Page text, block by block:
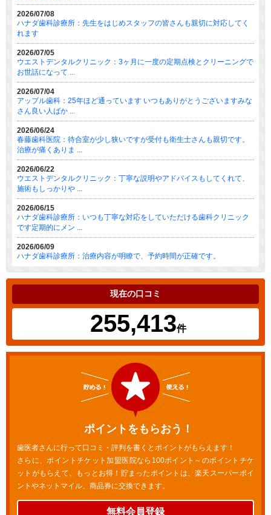
2026/07/08
ハナダ歯科診療所：先生をはじめスタッフの皆さんも親切に対応してく
れます
2026/07/05
ウエストデンタルクリニック：3ヶ月に一度の定期点検とクリーニングで
お世話になって ...
2026/07/04
アップル歯科：25年ほど通っています いつもありがとうございますみな
さん良い人ばか ...
2026/06/24
春藤歯科医院：待合室が少し狭いですが受付も衛生士さんも親切です。
治療が痛くありま ...
2026/06/22
ウエストデンタルクリニック：丁寧な説明やアドバイスもしてくれて、
施術もしっかりや ...
2026/06/15
ハナダ歯科診療所：いつも丁寧な対応をしていただける歯科クリニック
です定期的にメン ...
2026/06/09
ハナダ歯科診療所：治療内容が明瞭で、予約時間が正確です。
現在の口コミ
255,413件
ポイントをもらおう！
歯医者さんに行って口コミ・評判を書くとポイントがもらえます！
さらに、ポイントチケット加盟医院なら100ポイント～のポイントチケ
ットがもらえて、もっとお得！貯まったポイントは、楽天スーパーポイ
ントやネットマイル、商品券に交換できます。
無料会員登録